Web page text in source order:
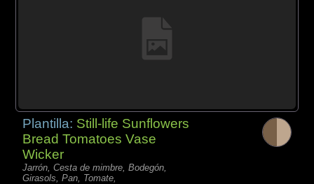
Plantilla: Still-life Sunflowers
Bread Tomatoes Vase
Wicker
Jarrón, Cesta de mimbre, Bodegón,
Girasols, Pan, Tomate,